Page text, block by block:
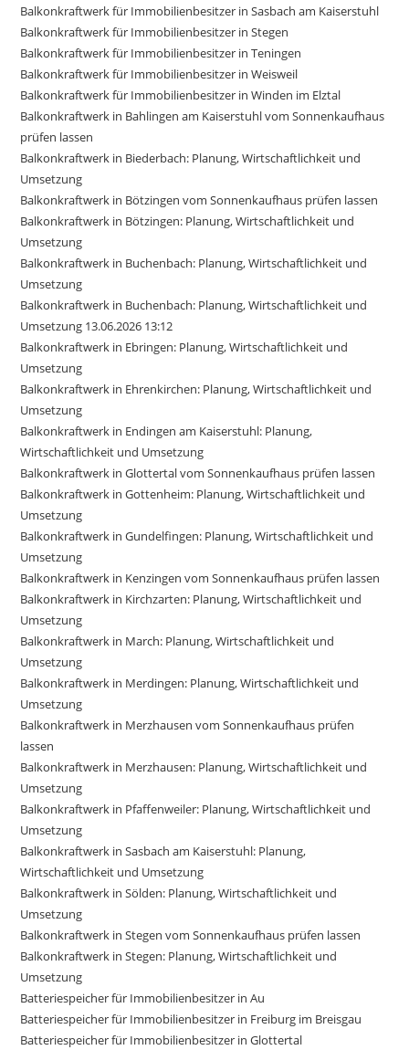
Balkonkraftwerk für Immobilienbesitzer in Sasbach am Kaiserstuhl
Balkonkraftwerk für Immobilienbesitzer in Stegen
Balkonkraftwerk für Immobilienbesitzer in Teningen
Balkonkraftwerk für Immobilienbesitzer in Weisweil
Balkonkraftwerk für Immobilienbesitzer in Winden im Elztal
Balkonkraftwerk in Bahlingen am Kaiserstuhl vom Sonnenkaufhaus
prüfen lassen
Balkonkraftwerk in Biederbach: Planung, Wirtschaftlichkeit und
Umsetzung
Balkonkraftwerk in Bötzingen vom Sonnenkaufhaus prüfen lassen
Balkonkraftwerk in Bötzingen: Planung, Wirtschaftlichkeit und
Umsetzung
Balkonkraftwerk in Buchenbach: Planung, Wirtschaftlichkeit und
Umsetzung
Balkonkraftwerk in Buchenbach: Planung, Wirtschaftlichkeit und
Umsetzung 13.06.2026 13:12
Balkonkraftwerk in Ebringen: Planung, Wirtschaftlichkeit und
Umsetzung
Balkonkraftwerk in Ehrenkirchen: Planung, Wirtschaftlichkeit und
Umsetzung
Balkonkraftwerk in Endingen am Kaiserstuhl: Planung,
Wirtschaftlichkeit und Umsetzung
Balkonkraftwerk in Glottertal vom Sonnenkaufhaus prüfen lassen
Balkonkraftwerk in Gottenheim: Planung, Wirtschaftlichkeit und
Umsetzung
Balkonkraftwerk in Gundelfingen: Planung, Wirtschaftlichkeit und
Umsetzung
Balkonkraftwerk in Kenzingen vom Sonnenkaufhaus prüfen lassen
Balkonkraftwerk in Kirchzarten: Planung, Wirtschaftlichkeit und
Umsetzung
Balkonkraftwerk in March: Planung, Wirtschaftlichkeit und
Umsetzung
Balkonkraftwerk in Merdingen: Planung, Wirtschaftlichkeit und
Umsetzung
Balkonkraftwerk in Merzhausen vom Sonnenkaufhaus prüfen
lassen
Balkonkraftwerk in Merzhausen: Planung, Wirtschaftlichkeit und
Umsetzung
Balkonkraftwerk in Pfaffenweiler: Planung, Wirtschaftlichkeit und
Umsetzung
Balkonkraftwerk in Sasbach am Kaiserstuhl: Planung,
Wirtschaftlichkeit und Umsetzung
Balkonkraftwerk in Sölden: Planung, Wirtschaftlichkeit und
Umsetzung
Balkonkraftwerk in Stegen vom Sonnenkaufhaus prüfen lassen
Balkonkraftwerk in Stegen: Planung, Wirtschaftlichkeit und
Umsetzung
Batteriespeicher für Immobilienbesitzer in Au
Batteriespeicher für Immobilienbesitzer in Freiburg im Breisgau
Batteriespeicher für Immobilienbesitzer in Glottertal